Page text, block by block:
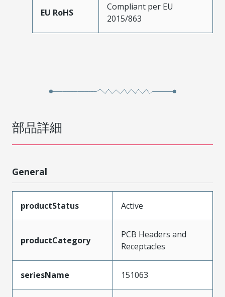
EU RoHS
Compliant per EU
2015/863
部品詳細
General
productStatus Active
productCategory
PCB Headers and
Receptacles
seriesName 151063